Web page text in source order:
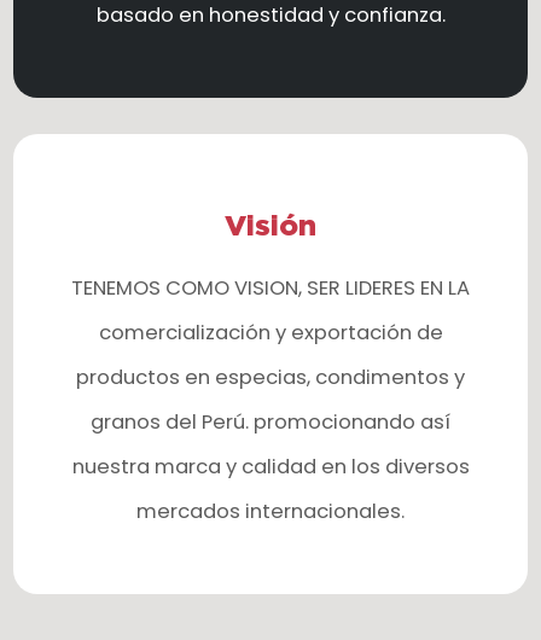
basado en honestidad y confianza.
Visión
TENEMOS COMO VISION, SER LIDERES EN LA
comercialización y exportación de
productos en especias, condimentos y
granos del Perú. promocionando así
nuestra marca y calidad en los diversos
mercados internacionales.